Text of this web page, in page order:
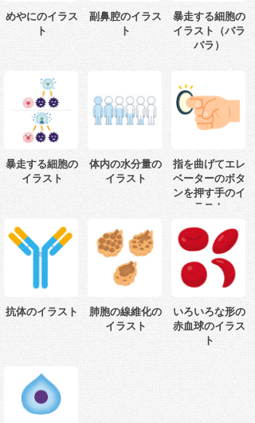
めやにのイラス
ト
副鼻腔のイラス
ト
暴走する細胞の
イラスト（バラ
バラ）
暴走する細胞の
イラスト
体内の水分量の
イラスト
指を曲げてエレ
ベーターのボタ
ンを押す手のイ
ラスト
抗体のイラスト
肺胞の線維化の
イラスト
いろいろな形の
赤血球のイラス
ト